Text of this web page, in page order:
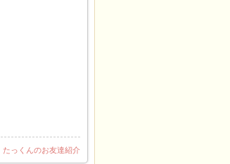
たっくんのお友達紹介